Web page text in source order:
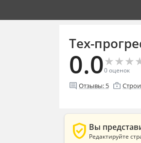
Тех-
0.0★
★★
★★
★
0оценок
comment Отзывы: 5 enterprise
verified_user Вы
Редактируйте